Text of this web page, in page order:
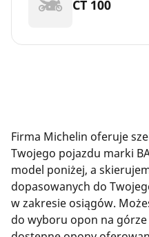
CT 100
Firma Michelin oferuje
Twojego pojazdu marki
model poniżej, a
dopasowanych do
w zakresie osiągów.
do wyboru opon na